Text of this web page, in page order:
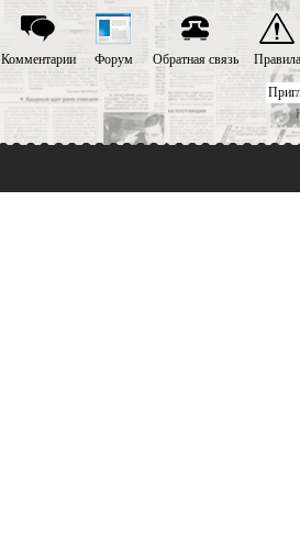
Комментарии Форум Обратная связь Правила